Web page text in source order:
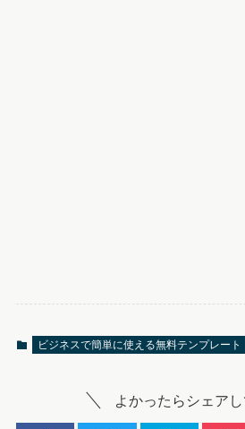
ビジネスで簡単に使える無料テンプレート
よかったらシェアし